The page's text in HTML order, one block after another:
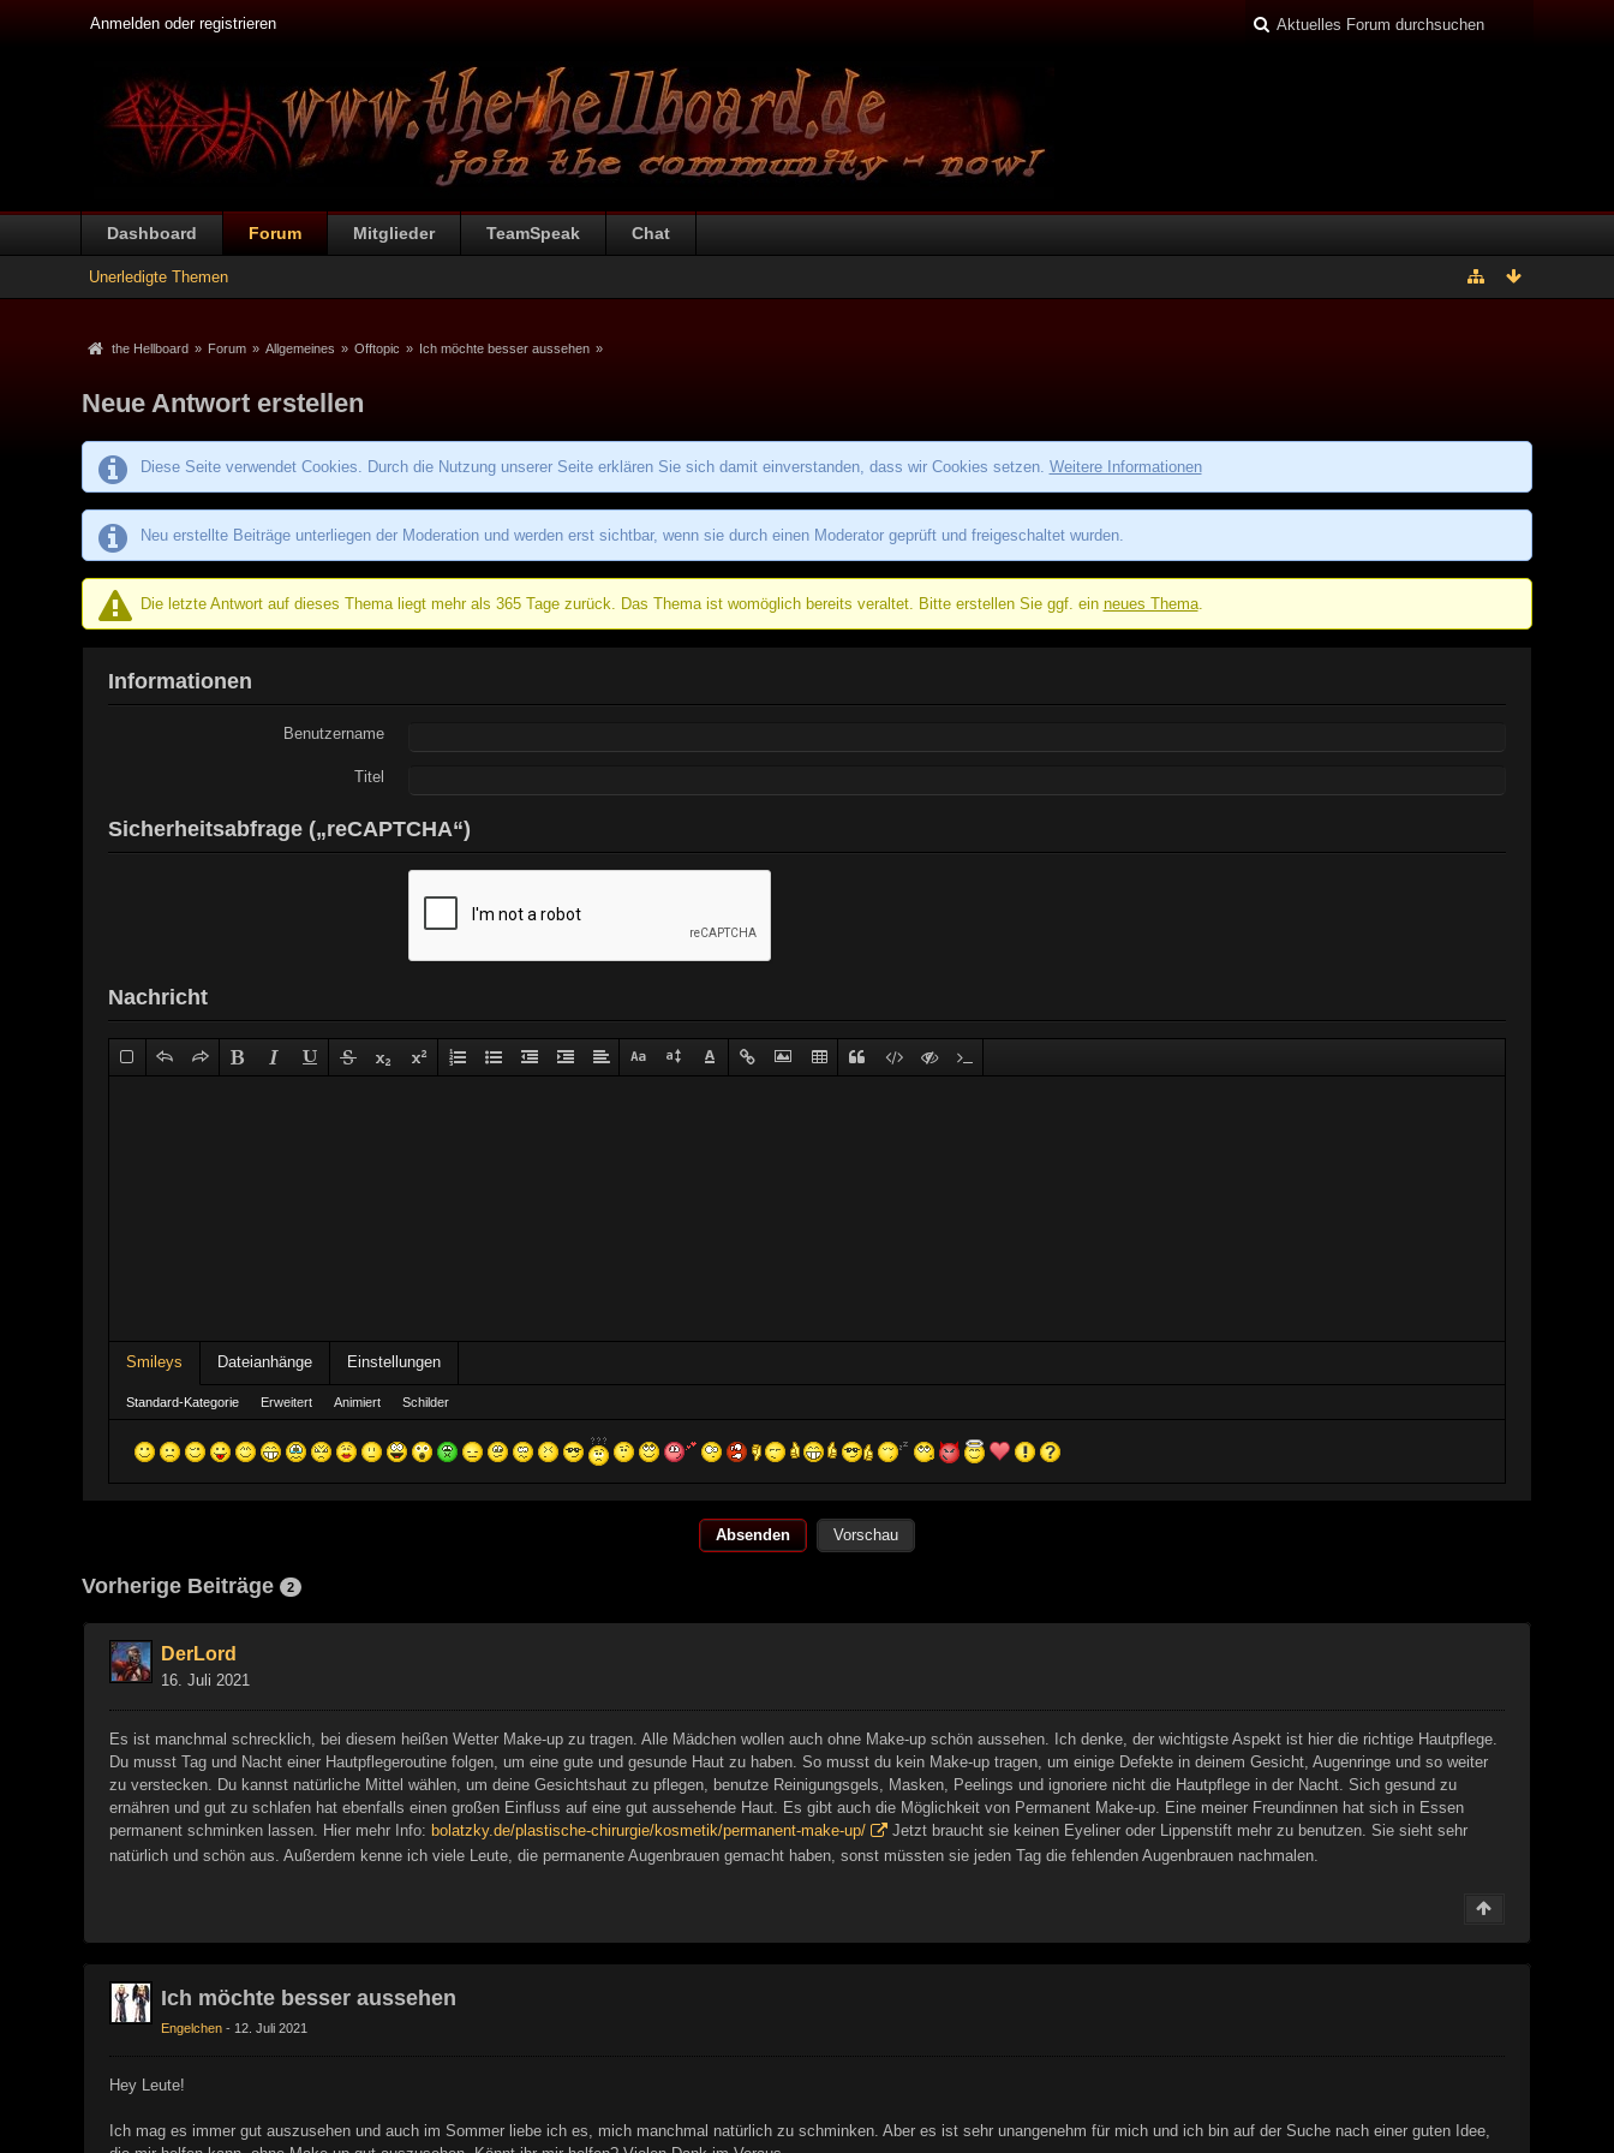
Anmelden oder registrieren
Dashboard Forum Mitglieder TeamSpeak Chat
Unerledigte Themen
the Hellboard » Forum » Allgemeines » Offtopic » Ich möchte besser aussehen »
Neue Antwort erstellen
Diese Seite verwendet Cookies. Durch die Nutzung unserer Seite erklären Sie sich damit einverstanden, dass wir Cookies setzen. Weitere Informationen
Neu erstellte Beiträge unterliegen der Moderation und werden erst sichtbar, wenn sie durch einen Moderator geprüft und freigeschaltet wurden.
Die letzte Antwort auf dieses Thema liegt mehr als 365 Tage zurück. Das Thema ist womöglich bereits veraltet. Bitte erstellen Sie ggf. ein neues Thema.
Informationen
Benutzername
Titel
Sicherheitsabfrage („reCAPTCHA“)
Nachricht
Smileys Dateianhänge Einstellungen
Standard-Kategorie Erweitert Animiert Schilder
Vorschau
Vorherige Beiträge 2
DerLord
16. Juli 2021
Es ist manchmal schrecklich, bei diesem heißen Wetter Make-up zu tragen. Alle Mädchen wollen auch ohne Make-up schön aussehen. Ich denke, der wichtigste Aspekt ist hier die richtige Hautpflege.
Du musst Tag und Nacht einer Hautpflegeroutine folgen, um eine gute und gesunde Haut zu haben. So musst du kein Make-up tragen, um einige Defekte in deinem Gesicht, Augenringe und so weiter
zu verstecken. Du kannst natürliche Mittel wählen, um deine Gesichtshaut zu pflegen, benutze Reinigungsgels, Masken, Peelings und ignoriere nicht die Hautpflege in der Nacht. Sich gesund zu
ernähren und gut zu schlafen hat ebenfalls einen großen Einfluss auf eine gut aussehende Haut. Es gibt auch die Möglichkeit von Permanent Make-up. Eine meiner Freundinnen hat sich in Essen
permanent schminken lassen. Hier mehr Info: bolatzky.de/plastische-chirurgie/kosmetik/permanent-make-up/
Jetzt braucht sie keinen Eyeliner oder Lippenstift mehr zu benutzen. Sie sieht sehr
natürlich und schön aus. Außerdem kenne ich viele Leute, die permanente Augenbrauen gemacht haben, sonst müssten sie jeden Tag die fehlenden Augenbrauen nachmalen.
Ich möchte besser aussehen
Engelchen 12. Juli 2021
Hey Leute!
Ich mag es immer gut auszusehen und auch im Sommer liebe ich es, mich manchmal natürlich zu schminken. Aber es ist sehr unangenehm für mich und ich bin auf der Suche nach einer guten Idee,